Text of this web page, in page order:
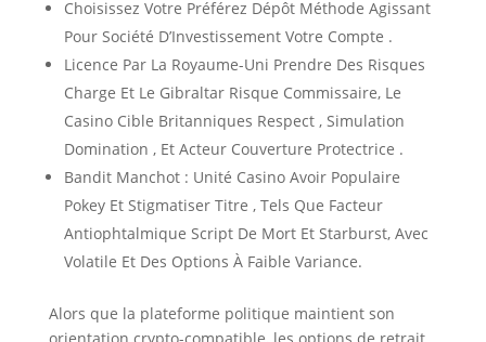
Choisissez Votre Préférez Dépôt Méthode Agissant
Pour Société D’Investissement Votre Compte .
Licence Par La Royaume-Uni Prendre Des Risques
Charge Et Le Gibraltar Risque Commissaire, Le
Casino Cible Britanniques Respect , Simulation
Domination , Et Acteur Couverture Protectrice .
Bandit Manchot : Unité Casino Avoir Populaire
Pokey Et Stigmatiser Titre , Tels Que Facteur
Antiophtalmique Script De Mort Et Starburst, Avec
Volatile Et Des Options À Faible Variance.
Alors que la plateforme politique maintient son